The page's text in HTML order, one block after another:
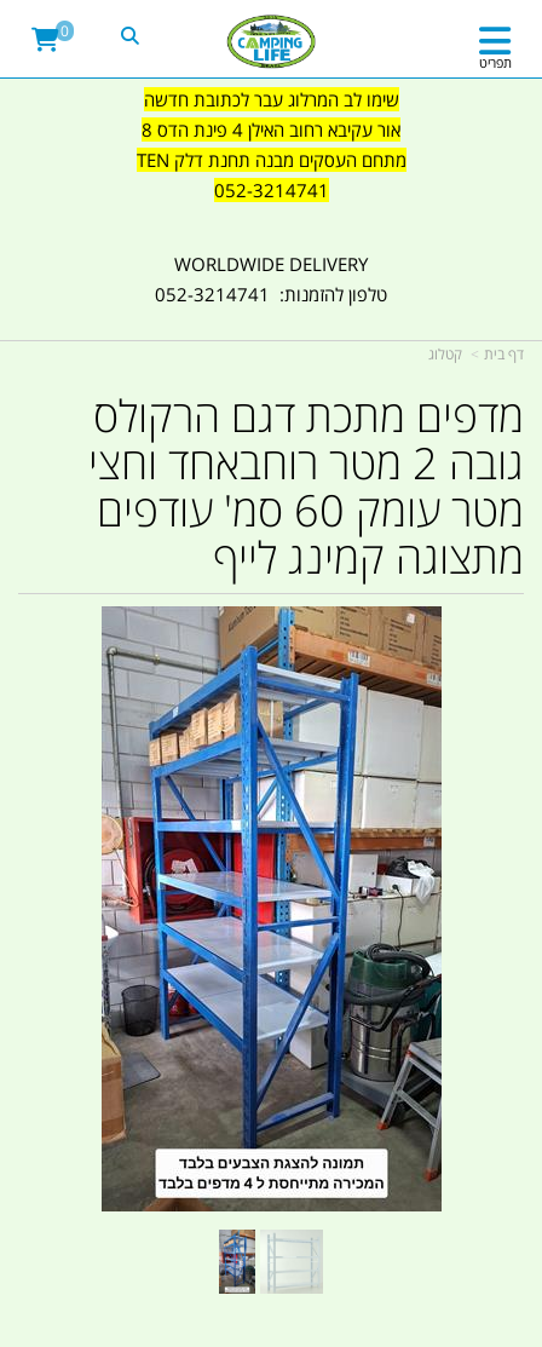
שימו לב המרלוג עבר לכתובת חדשה
אור עקיבא רחוב האילן 4 פינת הדס 8
מתחם העסקים מבנה תחנת דלק TEN
052-3214741
WORLDWIDE DELIVERY
טלפון להזמנות: 052-3214741
תפריט
0
דף בית קטלוג
מדפים מתכת דגם הרקולס
גובה 2 מטר רוחבאחד וחצי
מטר עומק 60 סמ' עודפים
מתצוגה קמינג לייף